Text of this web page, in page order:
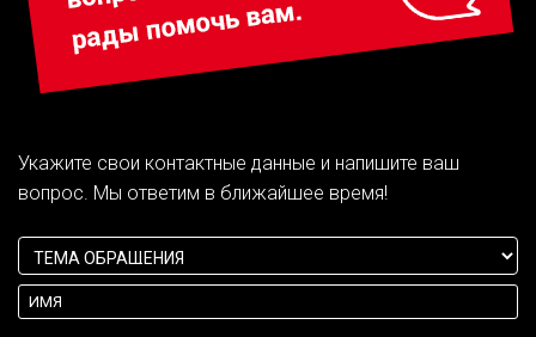
Укажите свои контактные данные и напишите ваш
вопрос. Мы ответим в ближайшее время!